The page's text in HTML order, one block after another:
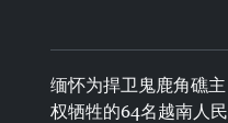
缅怀为捍卫鬼鹿角礁主
权牺牲的64名越南人民